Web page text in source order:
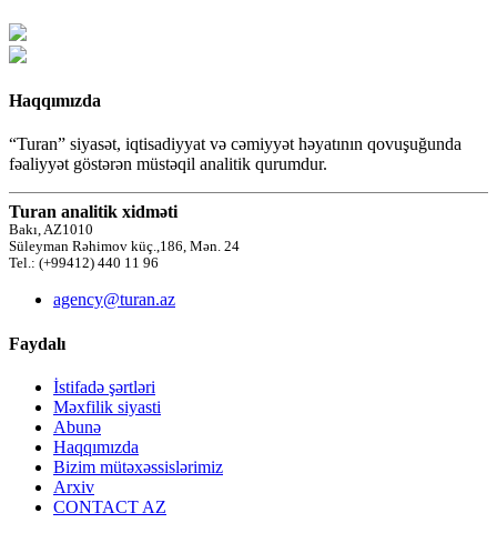
Haqqımızda
“Turan” siyasət, iqtisadiyyat və cəmiyyət həyatının qovuşuğunda
fəaliyyət göstərən müstəqil analitik qurumdur.
Turan analitik xidməti
Bakı, AZ1010
Süleyman Rəhimov küç.,186, Mən. 24
Tel.: (+99412) 440 11 96
agency@turan.az
Faydalı
İstifadə şərtləri
Məxfilik siyasti
Abunə
Haqqımızda
Bizim mütəxəssislərimiz
Arxiv
CONTACT AZ